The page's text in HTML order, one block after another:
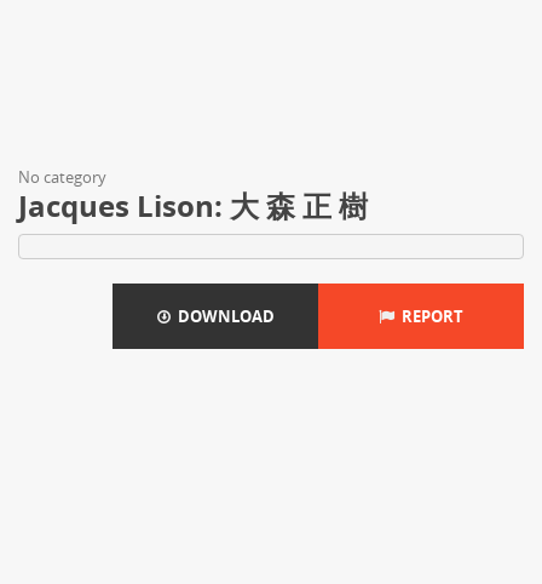
No category
Jacques Lison: 大 森 正 樹
DOWNLOAD REPORT